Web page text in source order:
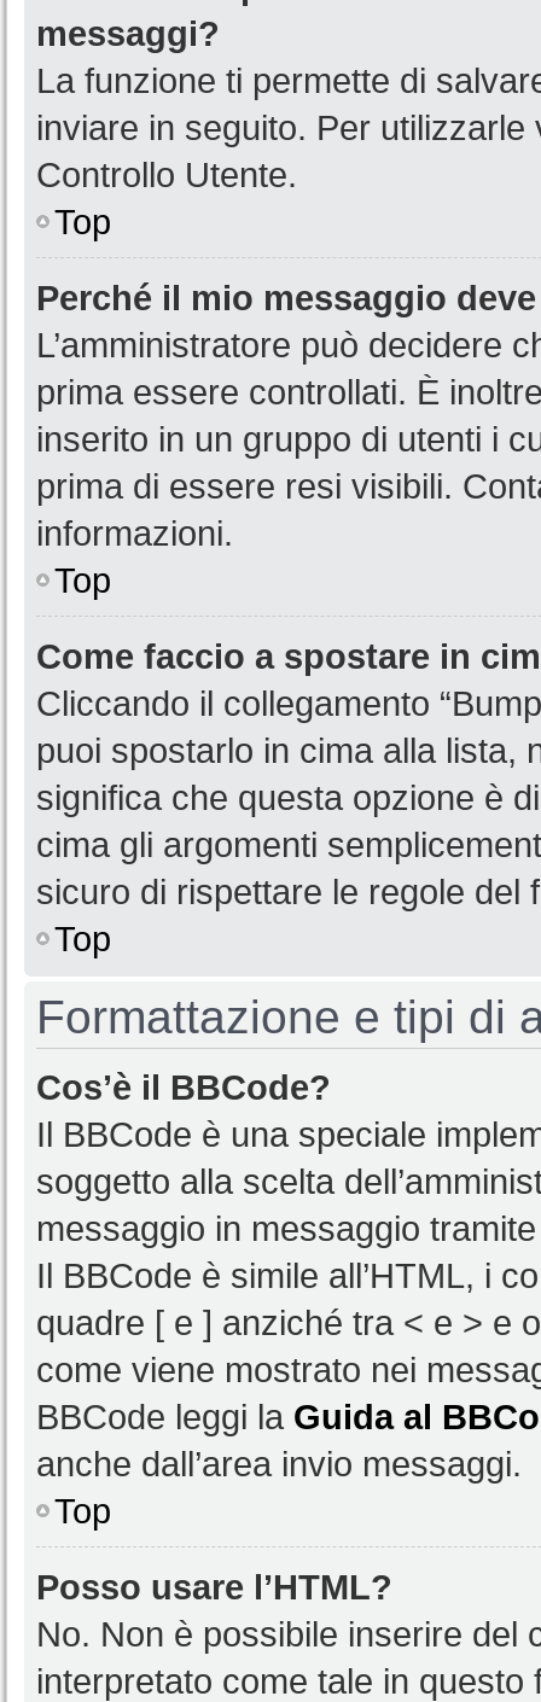
messaggi?
La funzione ti permette di
inviare in seguito. Per utilizzarle
Controllo Utente.
Top
Perché il mio messaggio
L’amministratore può decidere
prima essere controllati. È
inserito in un gruppo di utenti i
prima di essere resi visibili.
informazioni.
Top
Come faccio a spostare in
Cliccando il collegamento
puoi spostarlo in cima alla lista,
significa che questa opzione è
cima gli argomenti
sicuro di rispettare le regole del
Top
Formattazione e tipi di
Cos’è il BBCode?
Il BBCode è una speciale
soggetto alla scelta
messaggio in messaggio
Il BBCode è simile all’HTML, i
quadre [ e ] anziché tra < e > e
come viene mostrato nei
BBCode leggi la Guida al
anche dall’area invio messaggi.
Top
Posso usare l’HTML?
No. Non è possibile inserire del
interpretato come tale in